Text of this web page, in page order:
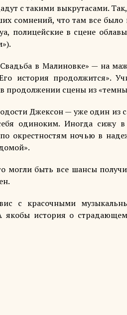
с такими выкрутасами.
сомнений, что там все было
полицейские в сцене
в Малиновке» — на
история продолжится».
продолжении сцены из
Джексон — уже один
одиноким. Иногда сижу
окрестностям ночью в
быть все шансы
с красочными
история о